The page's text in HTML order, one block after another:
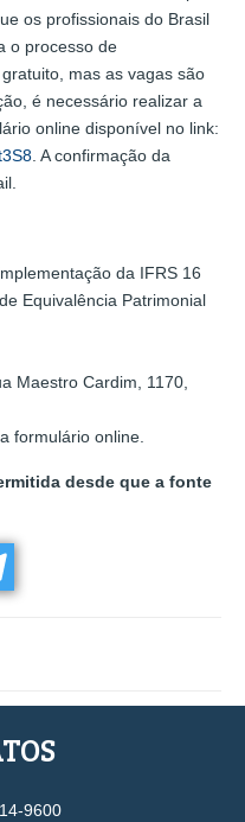
os profissionais do Brasil
o processo de
mas as vagas são
é necessário realizar a
online disponível no link:
. A confirmação da
da IFRS 16
Equivalência Patrimonial
Maestro Cardim, 1170,
formulário online.
desde que a fonte
9600